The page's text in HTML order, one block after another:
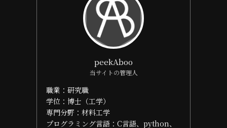
peekAboo
当サイトの管理人
職業：研究職
学位：博士（工学）
専門分野：材料工学
プログラミング言語：C言語、python、